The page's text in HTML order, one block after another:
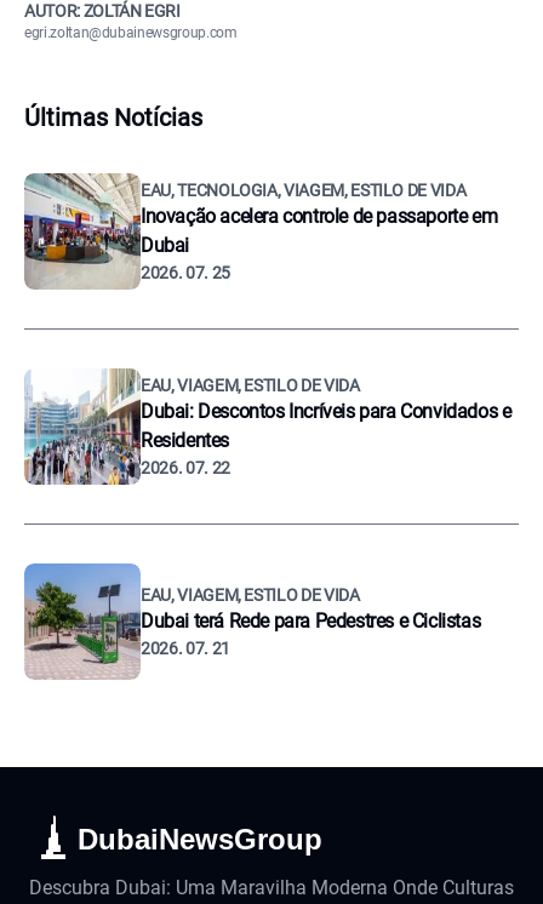
AUTOR: ZOLTÁN EGRI
egri.zoltan@dubainewsgroup.com
Últimas Notícias
EAU, TECNOLOGIA, VIAGEM, ESTILO DE VIDA
Inovação acelera controle de passaporte em
Dubai
2026. 07. 25
EAU, VIAGEM, ESTILO DE VIDA
Dubai: Descontos Incríveis para Convidados e
Residentes
2026. 07. 22
EAU, VIAGEM, ESTILO DE VIDA
Dubai terá Rede para Pedestres e Ciclistas
2026. 07. 21
DubaiNewsGroup
Descubra Dubai: Uma Maravilha Moderna Onde Culturas